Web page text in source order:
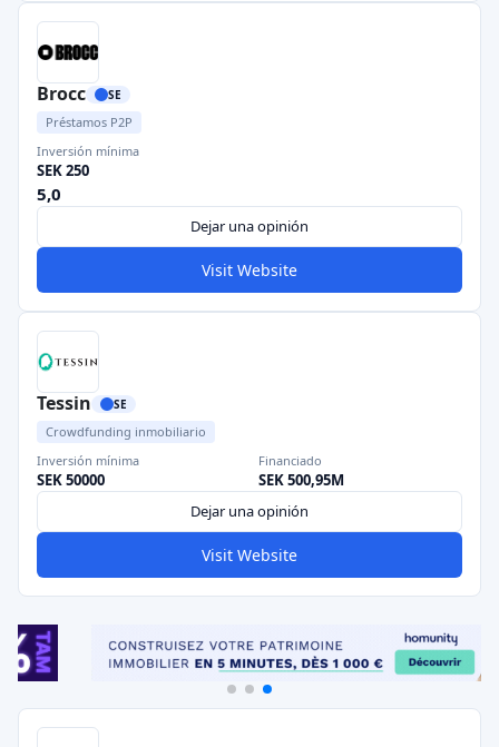
Brocc SE
Préstamos P2P
Inversión mínima
SEK 250
5,0
Dejar una opinión
Visit Website
Tessin SE
Crowdfunding inmobiliario
Inversión mínima
SEK 50000
Financiado
SEK 500,95M
Dejar una opinión
Visit Website